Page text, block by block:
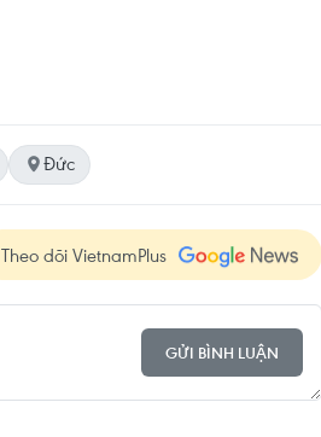
Đức
Theo dõi VietnamPlus
GỬI BÌNH LUẬN